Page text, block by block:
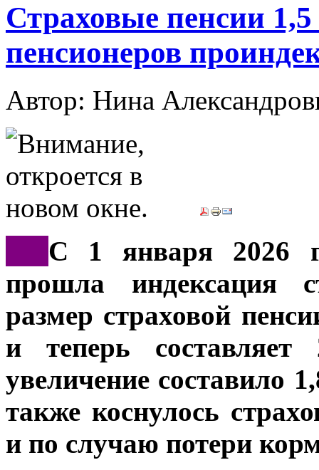
Страховые пенсии
пенсионеров
Автор: Нина
С 1 января 2026
прошла индексация
размер страховой
и теперь
увеличение составило
также коснулось
и по случаю потери